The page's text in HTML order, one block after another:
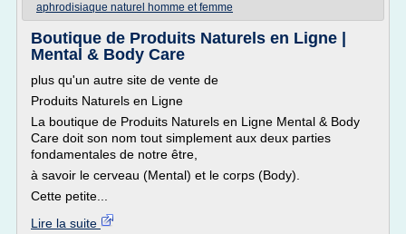
aphrodisiaque naturel homme et femme
Boutique de Produits Naturels en Ligne |
Mental & Body Care
plus qu'un autre site de vente de
Produits Naturels en Ligne
La boutique de Produits Naturels en Ligne Mental & Body
Care doit son nom tout simplement aux deux parties
fondamentales de notre être,
à savoir le cerveau (Mental) et le corps (Body).
Cette petite...
Lire la suite